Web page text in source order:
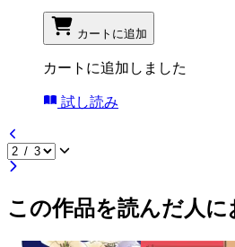
カートに追加
カートに追加しました
試し読み
この作品を読んだ人